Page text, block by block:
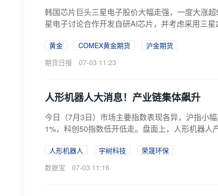
韩国芯片巨头三星电子股价大幅走强，一度大涨
星电子讨论合作开发自研AI芯片，并考虑采用三
黄金 COMEX黄金期货
沪金期货
期货日报
07-03 11:23
人形机器人大消息！产业链集体飙升
今日（7月3日）市场主要指数表现各异，沪指小
1%，科创50指数低开低走。盘面上，人形机器
人形机器人 宇树科技
荣晟环保
数据宝
07-03 11:16